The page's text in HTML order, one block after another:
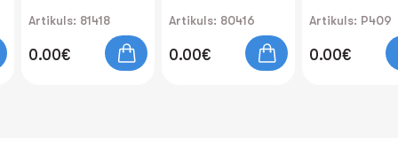
Artikuls: 81418
0.00€
Artikuls: 80416
0.00€
Artikuls: P409
0.00€